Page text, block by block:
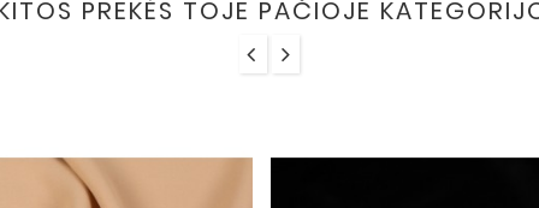
PREKĖS TOJE PAČIOJE